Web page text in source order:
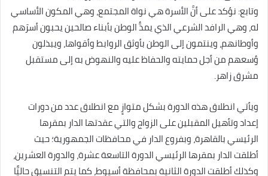
وتابع: نؤكد على أنَّ الأسرة هي نواة المجتمع، وهي المكون الأساسي
له، وهي الرافد الشرعي الذي يمدُّ الوطن بأبناء صالحين يحبون أسرَهم
وأوطانهم، وينتمون إلى الوطن بأوثق الروابط وأقواها، ويبذلون
وُسعهم من أجل حمايته والحفاظ عليه والنهوض به إلى مستقبل
مشرق زاهر.
ويأتي انطلاق هذه الدورة بشكل متوازٍ مع انطلاق عدد من دورات
إعداد وتأهيل المقبلين على الزواج والتي عقدتها الدار بمقرها
الرئيسي بالقاهرة، وبفروع الدار في محافظات الجمهورية؛ حيث
أطلقت الدار بمقرها الرئيسي الدورة التاسعة عشرة، والدورة العشرين،
وكذلك أطلقت الدورة الثانية بمحافظة أسيوط، كما يتم التنسيق حاليًّا